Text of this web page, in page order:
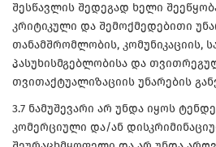
შესწავლის შედეგად ხელი
კრიტიკული და შემოქმედებითი
თანამშრომლობის, კომუნიკაციის,
პასუხისმგებლობისა და
თვითაქტუალიზაციის უნარების
3.7 ნამუშევარი არ უნდა იყოს
კომერციული და/ან